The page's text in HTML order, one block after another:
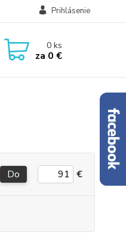
Prihlásenie
0ks
za 0 €
Do €